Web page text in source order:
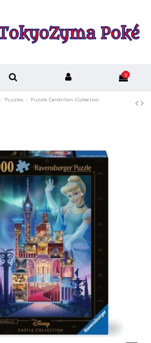
0
Puzzles
Puzzle Cendrillon (Collection